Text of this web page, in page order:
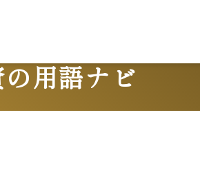
用語ナビ